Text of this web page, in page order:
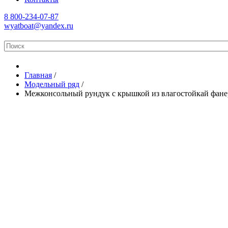
8 800-234-07-87
wyatboat@yandex.ru
Главная /
Модельный ряд /
Межконсольный рундук с крышкой из влагостойкай